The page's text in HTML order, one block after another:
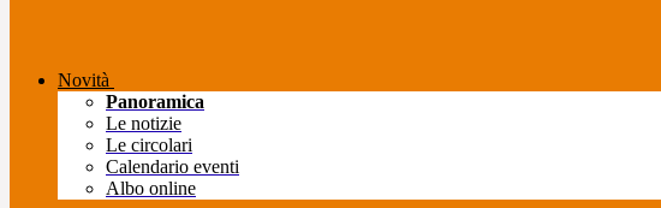
Novità
Panoramica
Le notizie
Le circolari
Calendario eventi
Albo online